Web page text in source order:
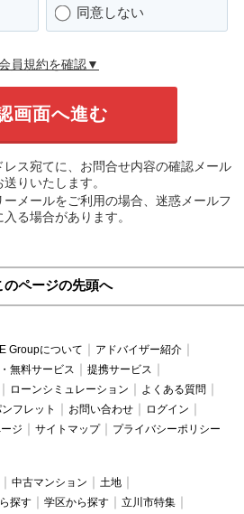
同意しない
員規約を確認▼
ス宛てに、お問合せ内容の確認メール
送りいたします。
メールをご利用の場合、迷惑メールフ
入る場合があります。
のページの先頭へ
Groupについて
アドバイザー紹介
無料サービス
提携サービス
ローンシミュレーション
よくある質問
フレット お問い合わせ
ログイン
ジ サイトマップ プライバシーポリシー
中古マンション
土地
探す 学区から探す
立川市特集